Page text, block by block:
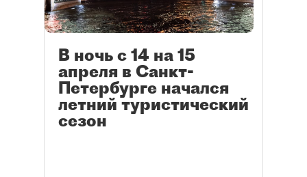
В ночь с 14 на 15
апреля в Санкт-
Петербурге начался
летний туристический
сезон